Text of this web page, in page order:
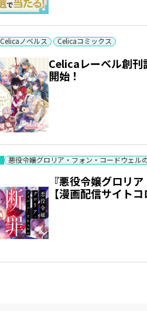
Celicaノベルス Celicaコミックス
Celicaレーベル創刊
開始！
悪役令嬢グロリア・フォン・コードウェル
『悪役令嬢グロリ
【漫画配信サイト